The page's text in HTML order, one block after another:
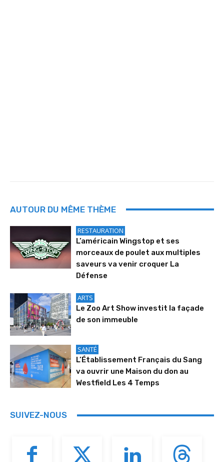
AUTOUR DU MÊME THÈME
RESTAURATION
L’américain Wingstop et ses
morceaux de poulet aux multiples
saveurs va venir croquer La
Défense
ARTS
Le Zoo Art Show investit la façade
de son immeuble
SANTÉ
L’Établissement Français du Sang
va ouvrir une Maison du don au
Westfield Les 4 Temps
SUIVEZ-NOUS